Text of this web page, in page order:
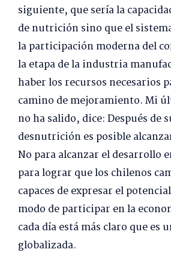
siguiente, que sería la
de nutrición sino que el
la participación moderna del
la etapa de la industria
haber los recursos necesarios
camino de mejoramiento. Mi
no ha salido, dice: Después de
desnutrición es posible
No para alcanzar el desarrollo
para lograr que los chilenos
capaces de expresar el
modo de participar en la
cada día está más claro que es
globalizada.